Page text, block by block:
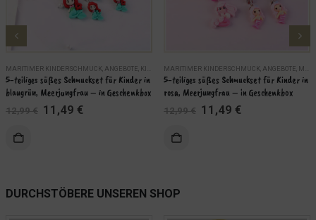
MARITIMER KINDERSCHMUCK ANGEBOTE KINDER ,MARITIME SCHMUCKSETS,SCHMUCK
5-teiliges süßes Schmuckset für Kinder in
blaugrün, Meerjungfrau – in Geschenkbox
12,99€ Ursprünglicher
Preis
11,49 €Aktueller
MARITIMER KINDERSCHMUCK ANGEBOTE MARITIME SCHMUCKSETS
5-teiliges süßes Schmuckset für Kinder in
rosa, Meerjungfrau – in Geschenkbox
12,99€ Ursprünglicher
Preis
11,49 €Aktueller
IN DEN WARENKORB
DURCHSTÖBERE UNSEREN SHOP